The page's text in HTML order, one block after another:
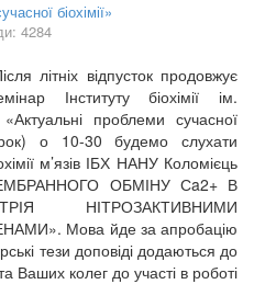
біохімії»
4284
літніх відпусток продовжує
Інституту біохімії ім.
проблеми сучасної
о 10-30 будемо слухати
м’язів ІБХ НАНУ Коломієць
ОБМІНУ Сa2+ В
НІТРОЗАКТИВНИМИ
Мова йде за апробацію
тези доповіді додаються до
Ваших колег до участі в роботі